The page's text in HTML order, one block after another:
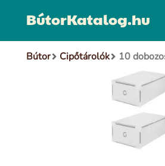
BútorKatalog.hu
Bútor Cipőtárolók 10